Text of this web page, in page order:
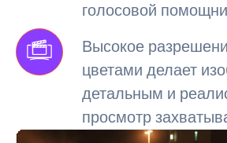
голосовой
Высокое
цветами делает
детальным и
просмотр